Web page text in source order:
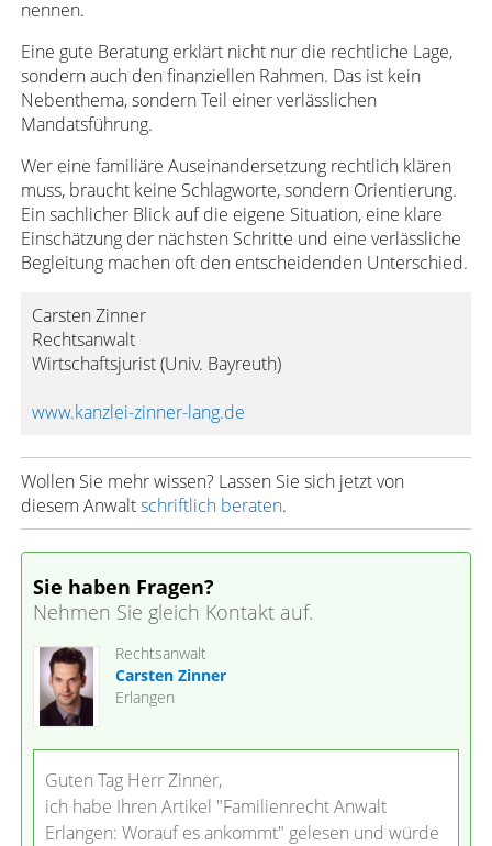
nennen.
Eine gute Beratung erklärt nicht nur die rechtliche Lage,
sondern auch den finanziellen Rahmen. Das ist kein
Nebenthema, sondern Teil einer verlässlichen
Mandatsführung.
Wer eine familiäre Auseinandersetzung rechtlich klären
muss, braucht keine Schlagworte, sondern Orientierung.
Ein sachlicher Blick auf die eigene Situation, eine klare
Einschätzung der nächsten Schritte und eine verlässliche
Begleitung machen oft den entscheidenden Unterschied.
Carsten Zinner
Rechtsanwalt
Wirtschaftsjurist (Univ. Bayreuth)
www.kanzlei-zinner-lang.de
Wollen Sie mehr wissen? Lassen Sie sich jetzt von
diesem Anwaltschriftlich beraten.
Sie haben Fragen?
Nehmen Sie gleich Kontakt auf.
Rechtsanwalt
Carsten Zinner
Erlangen
Guten Tag Herr Zinner,
ich habe Ihren Artikel "Familienrecht Anwalt
Erlangen: Worauf es ankommt" gelesen und würde